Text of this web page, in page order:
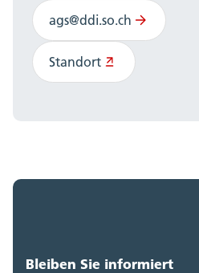
ags@ddi.so.ch
Standort
Bleiben Sie informiert